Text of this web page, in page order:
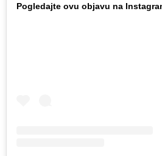
Pogledajte ovu objavu na